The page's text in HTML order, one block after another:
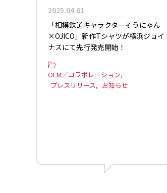
2025.04.01
「相模鉄道キャラクターそうにゃん
×OJICO」新作Tシャツが横浜ジョイ
ナスにて先行発売開始！
OEM／コラボレーション
プレスリリース
お知らせ